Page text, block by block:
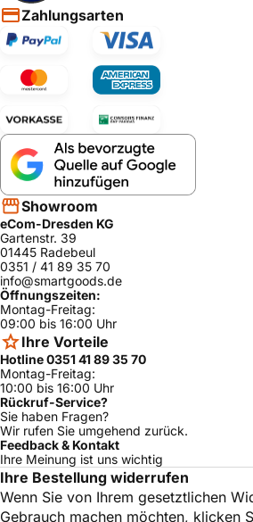
Zahlungsarten
Showroom
eCom-Dresden KG
Gartenstr. 39
01445 Radebeul
0351 / 41 89 35 70
info@smartgoods.de
Öffnungszeiten:
Montag-Freitag:
09:00 bis 16:00 Uhr
Ihre Vorteile
Hotline 0351 41 89 35 70
Montag-Freitag:
10:00 bis 16:00 Uhr
Rückruf-Service?
Sie haben Fragen?
Wir rufen Sie umgehend zurück.
Feedback & Kontakt
Ihre Meinung ist uns wichtig
Ihre Bestellung widerrufen
Wenn Sie von Ihrem gesetztlichen
Gebrauch machen möchten, klicken